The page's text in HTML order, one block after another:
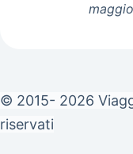
© 2015- 2026
riservati